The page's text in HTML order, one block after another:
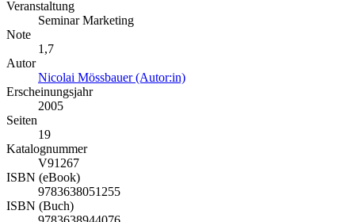
Veranstaltung
Seminar Marketing
Note
1,7
Autor
Nicolai Mössbauer (Autor:in)
Erscheinungsjahr
2005
Seiten
19
Katalognummer
V91267
ISBN (eBook)
9783638051255
ISBN (Buch)